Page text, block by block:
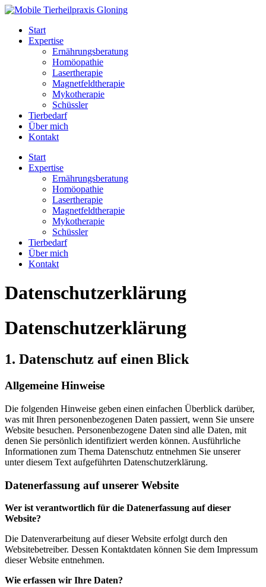
Zum
springenStart
Expertise
Ernährungsberatung
Homöopathie
Lasertherapie
Magnetfeldtherapie
Mykotherapie
Schüssler
Tierbedarf
Über mich
Kontakt
Start
Expertise
Ernährungsberatung
Homöopathie
Lasertherapie
Magnetfeldtherapie
Mykotherapie
Schüssler
Tierbedarf
Über mich
Kontakt
Datenschutzerklärung
Datenschutzerklärung
1. Datenschutz auf einen Blick
Allgemeine Hinweise
Die folgenden Hinweise geben einen einfachen Überblick darüber,
was mit Ihren personenbezogenen Daten passiert, wenn Sie unsere
Website besuchen. Personenbezogene Daten sind alle Daten, mit
denen Sie persönlich identifiziert werden können. Ausführliche
Informationen zum Thema Datenschutz entnehmen Sie unserer
unter diesem Text aufgeführten Datenschutzerklärung.
Datenerfassung auf unserer Website
Wer ist verantwortlich für die Datenerfassung auf dieser
Website?
Die Datenverarbeitung auf dieser Website erfolgt durch den
Websitebetreiber. Dessen Kontaktdaten können Sie dem Impressum
dieser Website entnehmen.
Wie erfassen wir Ihre Daten?